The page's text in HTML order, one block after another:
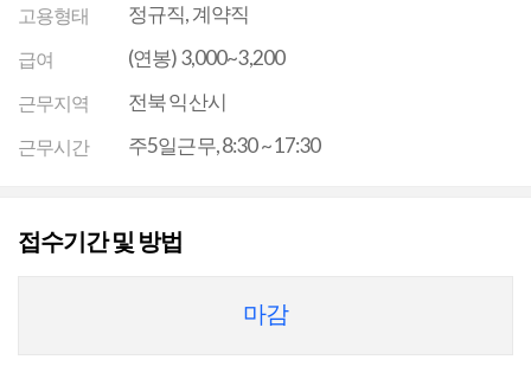
고용형태 정규직, 계약직
급여 (연봉) 3,000~3,200
근무지역 전북 익산시
근무시간 주5일근무, 8:30 ~ 17:30
접수기간 및 방법
마감